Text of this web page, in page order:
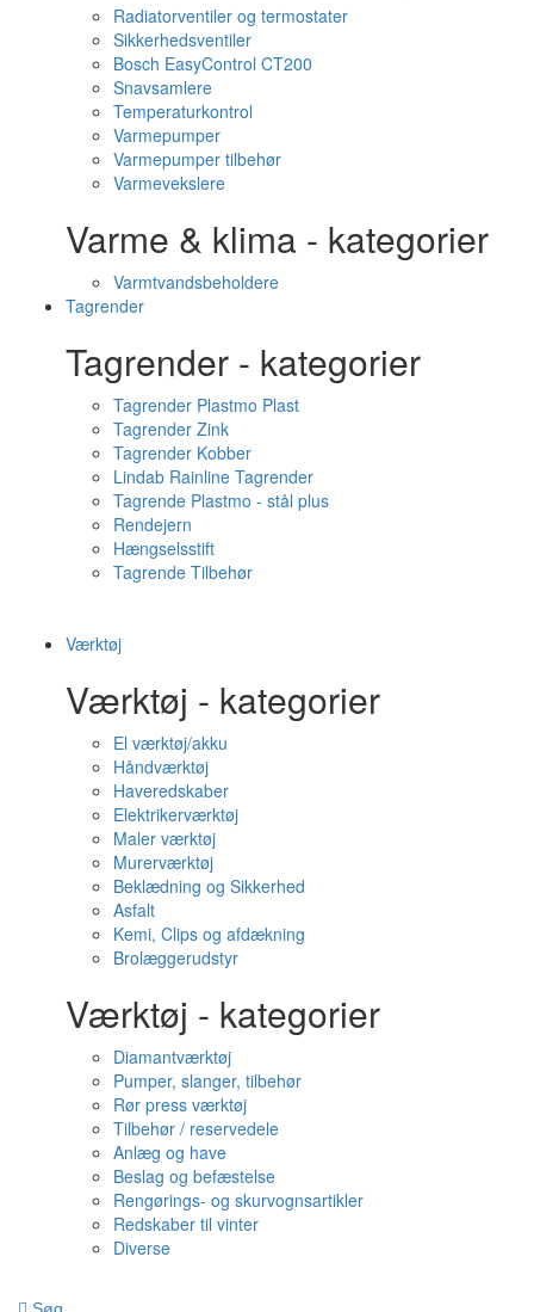
Radiatorventiler og termostater
Sikkerhedsventiler
Bosch EasyControl CT200
Snavsamlere
Temperaturkontrol
Varmepumper
Varmepumper tilbehør
Varmevekslere
Varme & klima - kategorier
Varmtvandsbeholdere
Tagrender
Tagrender - kategorier
Tagrender Plastmo Plast
Tagrender Zink
Tagrender Kobber
Lindab Rainline Tagrender
Tagrende Plastmo - stål plus
Rendejern
Hængselsstift
Tagrende Tilbehør
Værktøj
Værktøj - kategorier
El værktøj/akku
Håndværktøj
Haveredskaber
Elektrikerværktøj
Maler værktøj
Murerværktøj
Beklædning og Sikkerhed
Asfalt
Kemi, Clips og afdækning
Brolæggerudstyr
Værktøj - kategorier
Diamantværktøj
Pumper, slanger, tilbehør
Rør press værktøj
Tilbehør / reservedele
Anlæg og have
Beslag og befæstelse
Rengørings- og skurvognsartikler
Redskaber til vinter
Diverse